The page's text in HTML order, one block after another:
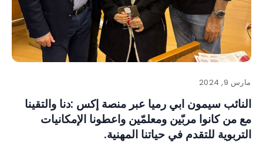
مارس 9, 2024
النائب سيمون ابي رميا عبر منصة إكس :دنا والتقينا
مع من كانوا مربّين ومعلمّين واعطونا الإمكانيات
التربوية للتقدم في حياتنا المهنية.